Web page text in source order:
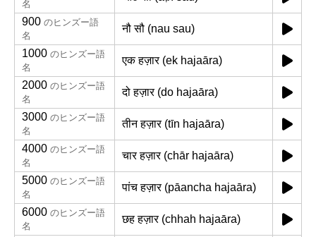
名
900 のヒンズー語
名
नौ सौ (nau sau)
1000 のヒンズー語
名
एक हज़ार (ek hajaāra)
2000 のヒンズー語
名
दो हज़ार (do hajaāra)
3000 のヒンズー語
名
तीन हज़ार (tīn hajaāra)
4000 のヒンズー語
名
चार हज़ार (chār hajaāra)
5000 のヒンズー語
名
पांच हज़ार (pāancha hajaāra)
6000 のヒンズー語
名
छह हज़ार (chhah hajaāra)